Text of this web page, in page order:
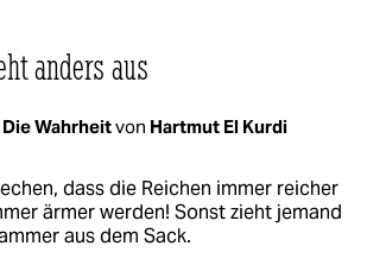
anders aus
Die Wahrheitvon Hartmut El Kurdi
dass die Reichen immer reicher
ärmer werden! Sonst zieht jemand
aus dem Sack.